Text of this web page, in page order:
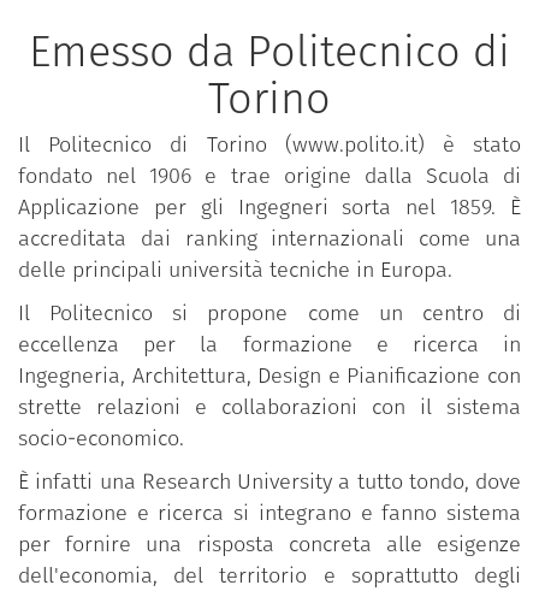
Emesso da Politecnico di
Torino
Il Politecnico di Torino (www.polito.it) è stato
fondato nel 1906 e trae origine dalla Scuola di
Applicazione per gli Ingegneri sorta nel 1859. È
accreditata dai ranking internazionali come una
delle principali università tecniche in Europa.
Il Politecnico si propone come un centro di
eccellenza per la formazione e ricerca in
Ingegneria, Architettura, Design e Pianificazione con
strette relazioni e collaborazioni con il sistema
socio-economico.
È infatti una Research University a tutto tondo, dove
formazione e ricerca si integrano e fanno sistema
per fornire una risposta concreta alle esigenze
dell'economia, del territorio e soprattutto degli